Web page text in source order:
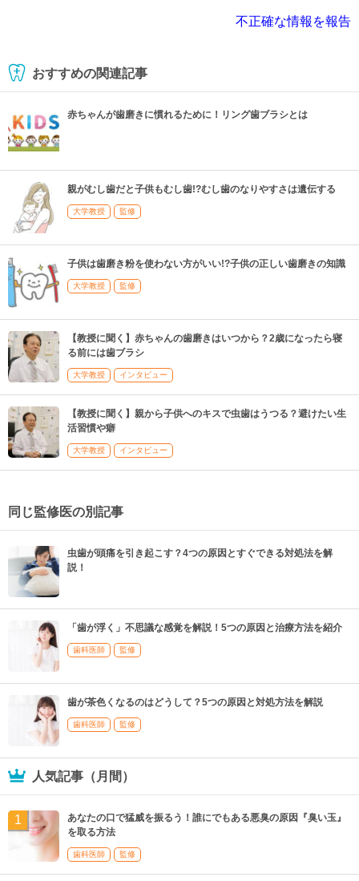
不正確な情報を報告
おすすめの関連記事
赤ちゃんが歯磨きに慣れるために！リング歯ブラシとは
親がむし歯だと子供もむし歯!?むし歯のなりやすさは遺伝する
大学教授 監修
子供は歯磨き粉を使わない方がいい!?子供の正しい歯磨きの知識
大学教授 監修
【教授に聞く】赤ちゃんの歯磨きはいつから？2歳になったら寝
る前には歯ブラシ
大学教授 インタビュー
【教授に聞く】親から子供へのキスで虫歯はうつる？避けたい生
活習慣や癖
大学教授 インタビュー
同じ監修医の別記事
虫歯が頭痛を引き起こす？4つの原因とすぐできる対処法を解
説！
「歯が浮く」不思議な感覚を解説！5つの原因と治療方法を紹介
歯科医師 監修
歯が茶色くなるのはどうして？5つの原因と対処方法を解説
歯科医師 監修
人気記事（月間）
あなたの口で猛威を振るう！誰にでもある悪臭の原因『臭い玉』
を取る方法
歯科医師 監修